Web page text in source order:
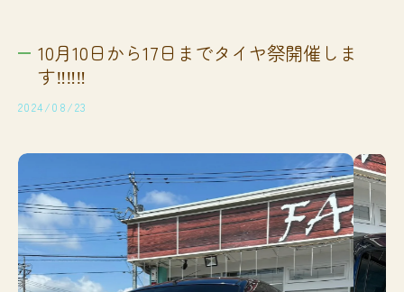
10月10日から17日までタイヤ祭開催しま
す‼️‼️‼️
2024/08/23